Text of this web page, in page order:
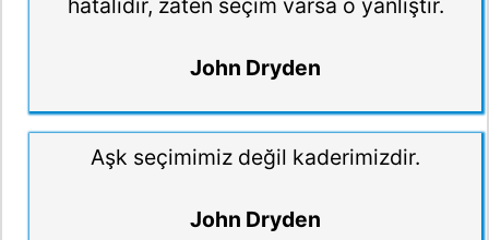
hatalıdır, zaten seçim varsa o yanlıştır.
John Dryden
Aşk seçimimiz değil kaderimizdir.
John Dryden